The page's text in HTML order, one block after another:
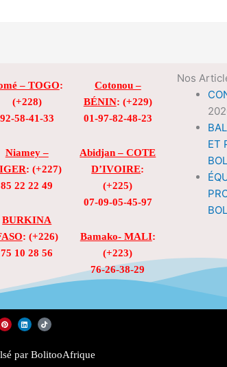
– TOGO:
(+228)
92-58-41-33
Niamey –
: (+227)
85 22 22 49
BURKINA
: (+226)
75 10 28 56
Cotonou –
BÉNIN: (+229)
01-97-82-48-23
Abidjan – COTE
D’IVOIRE:
(+225)
07-09-05-45-97
Bamako- MALI:
(+223)
76-26-38-29
Nos
ET
P
i
n
r
e
L
i
n
d
i
T
i
k
k
par BolitooAfrique